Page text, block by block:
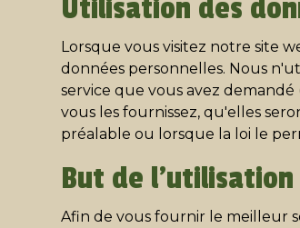
Utilisation des
Lorsque vous visitez notre site
données personnelles. Nous
service que vous avez
vous les fournissez, qu'elles
préalable ou lorsque la loi le
But de l'utilisation
Afin de vous fournir le meilleur